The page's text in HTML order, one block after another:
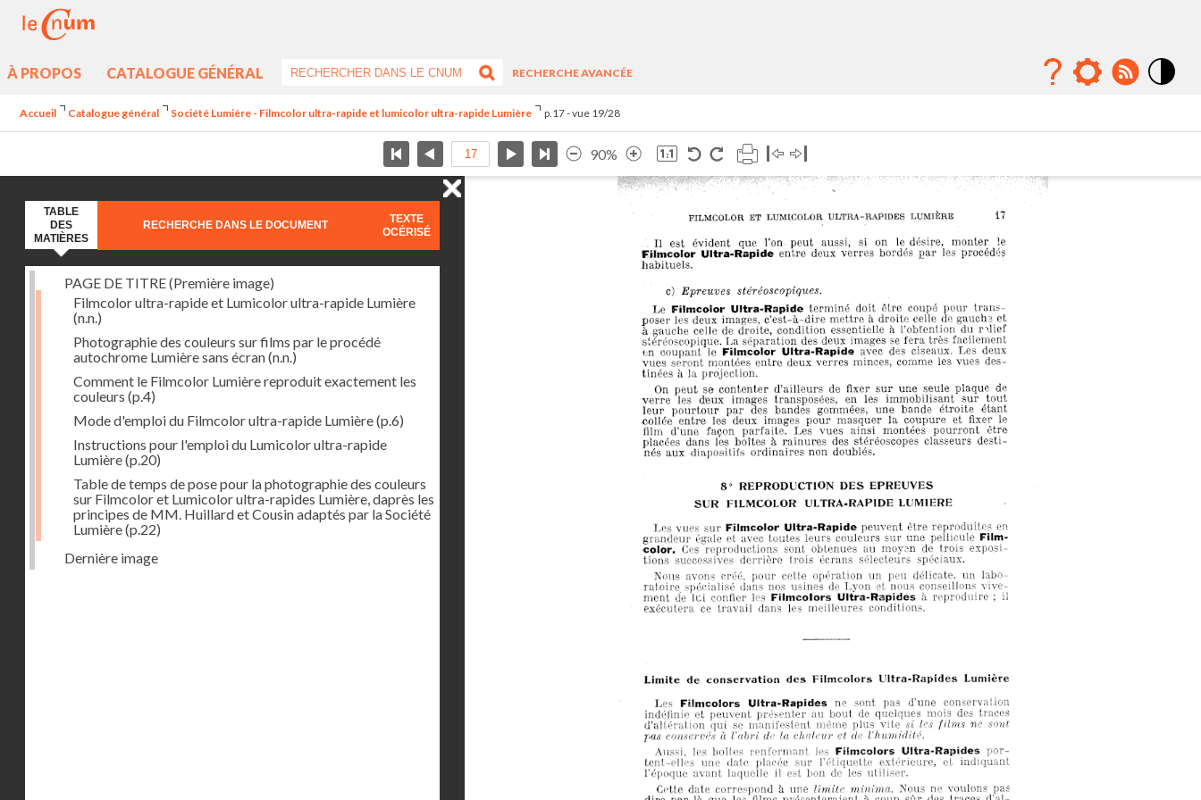
À PROPOS CATALOGUE GÉNÉRAL
RECHERCHE AVANCÉE
Accueil Catalogue général Société Lumière - Filmcolor ultra-rapide et lumicolor ultra-rapide Lumière p.17 - vue 19/28
90%
TABLE
DES
MATIÈRES
RECHERCHE DANS LE DOCUMENT
TEXTE
OCÉRISÉ
PAGE DE TITRE (Première image)
Filmcolor ultra-rapide et Lumicolor ultra-rapide Lumière
(n.n.)
Photographie des couleurs sur films par le procédé
autochrome Lumière sans écran(n.n.)
Comment le Filmcolor Lumière reproduit exactement les
couleurs (p.4)
Mode d'emploi du Filmcolor ultra-rapide Lumière(p.6)
Instructions pour l'emploi du Lumicolor ultra-rapide
Lumière(p.20)
Table de temps de pose pour la photographie des couleurs
sur Filmcolor et Lumicolor ultra-rapides Lumière, daprès les
principes de MM. Huillard et Cousin adaptés par la Société
Lumière(p.22)
Dernière image